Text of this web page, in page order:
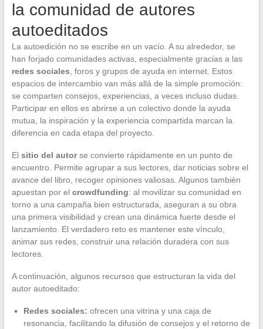
la comunidad de autores
autoeditados
La autoedición no se escribe en un vacío. A su alrededor, se
han forjado comunidades activas, especialmente gracias a las
redes sociales , foros y grupos de ayuda en internet. Estos
espacios de intercambio van más allá de la simple promoción:
se comparten consejos, experiencias, a veces incluso dudas.
Participar en ellos es abrirse a un colectivo donde la ayuda
mutua, la inspiración y la experiencia compartida marcan la
diferencia en cada etapa del proyecto.
El sitio del autorse convierte rápidamente en un punto de
encuentro. Permite agrupar a sus lectores, dar noticias sobre el
avance del libro, recoger opiniones valiosas. Algunos también
apuestan por el crowdfunding: al movilizar su comunidad en
torno a una campaña bien estructurada, aseguran a su obra
una primera visibilidad y crean una dinámica fuerte desde el
lanzamiento. El verdadero reto es mantener este vínculo,
animar sus redes, construir una relación duradera con sus
lectores.
A continuación, algunos recursos que estructuran la vida del
autor autoeditado:
Redes sociales: ofrecen una vitrina y una caja de
resonancia, facilitando la difusión de consejos y el retorno de